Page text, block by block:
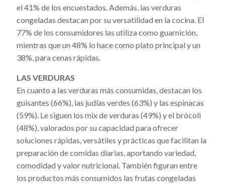
el 41% de los encuestados. Además, las verduras
congeladas destacan por su versatilidad en la cocina. El
77% de los consumidores las utiliza como guarnición,
mientras que un 48% lo hace como plato principal y un
38%, para cenas rápidas.
LAS VERDURAS
En cuanto a las verduras más consumidas, destacan los
guisantes (66%), las judías verdes (63%) y las espinacas
(59%). Le siguen los mix de verduras (49%) y el brócoli
(48%), valorados por su capacidad para ofrecer
soluciones rápidas, versátiles y prácticas que facilitan la
preparación de comidas diarias, aportando variedad,
comodidad y valor nutricional. También figuran entre
los productos más consumidos las frutas congeladas